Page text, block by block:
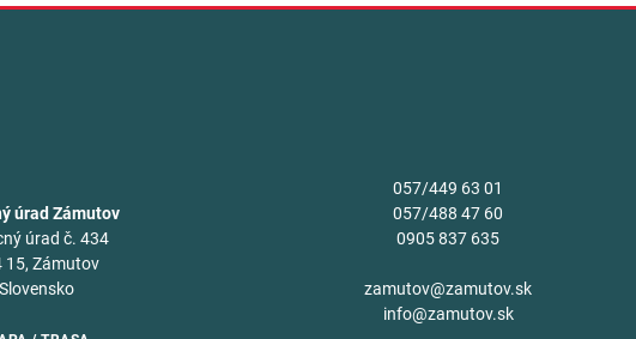
úrad Zámutov
úrad č. 434
15, Zámutov
Slovensko
057/449 63 01
057/488 47 60
0905 837 635
zamutov@zamutov.sk
info@zamutov.sk